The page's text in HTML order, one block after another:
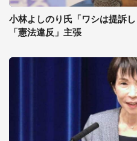
小林よしのり氏「ワシは提訴
「憲法違反」主張